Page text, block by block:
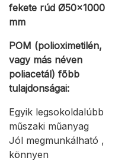
fekete rúd Ø50x1000
mm
POM (polioximetilén,
vagy más néven
poliacetál) főbb
tulajdonságai:
Egyik legsokoldalúbb
műszaki műanyag
Jól megmunkálható ,
könnyen